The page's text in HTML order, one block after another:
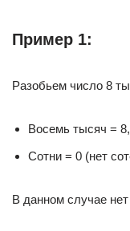
Пример 1:
Разобьем число 8
Восемь тысяч =
Сотни = 0 (нет
В данном случае